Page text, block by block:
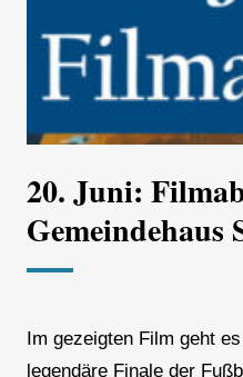
20. Juni:
Gemeindehaus
Im gezeigten Film geht
legendäre Finale der